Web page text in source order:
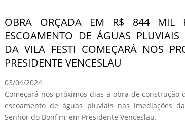
OBRA ORÇADA EM R$ 844 MIL
ESCOAMENTO DE ÁGUAS PLUVIAIS
DA VILA FESTI COMEÇARÁ NOS
PRESIDENTE VENCESLAU
03/04/2024
Começará nos próximos dias a obra de construção
escoamento de águas pluviais nas imediações
Senhor do Bonfim, em Presidente Venceslau.